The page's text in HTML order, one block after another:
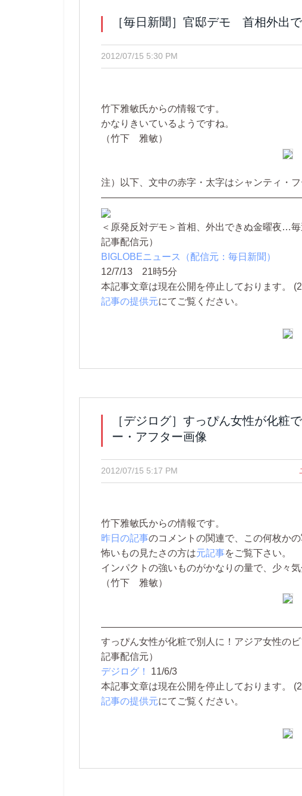
［毎日新聞］官邸デモ 首相外出
2012/07/15 5:30 PM
竹下雅敏氏からの情報です。
かなりきいているようですね。
（竹下 雅敏）
注）以下、文中の赤字・太字はシャンティ・フ
＜原発反対デモ＞首相、外出できぬ金曜夜…
記事配信元）
BIGLOBEニュース（配信元：毎日新聞）
12/7/13 21時5分
本記事文章は現在公開を停止しております。
記事の提供元にてご覧ください。
［デジログ］すっぴん女性が化粧
ー・アフター画像
2012/07/15 5:17 PM
竹下雅敏氏からの情報です。
昨日の記事のコメントの関連で、この何枚か
怖いもの見たさの方は元記事をご覧下さい。
インパクトの強いものがかなりの量で、少々
（竹下 雅敏）
すっぴん女性が化粧で別人に！アジア女性の
記事配信元）
デジログ！
11/6/3
本記事文章は現在公開を停止しております。
記事の提供元にてご覧ください。